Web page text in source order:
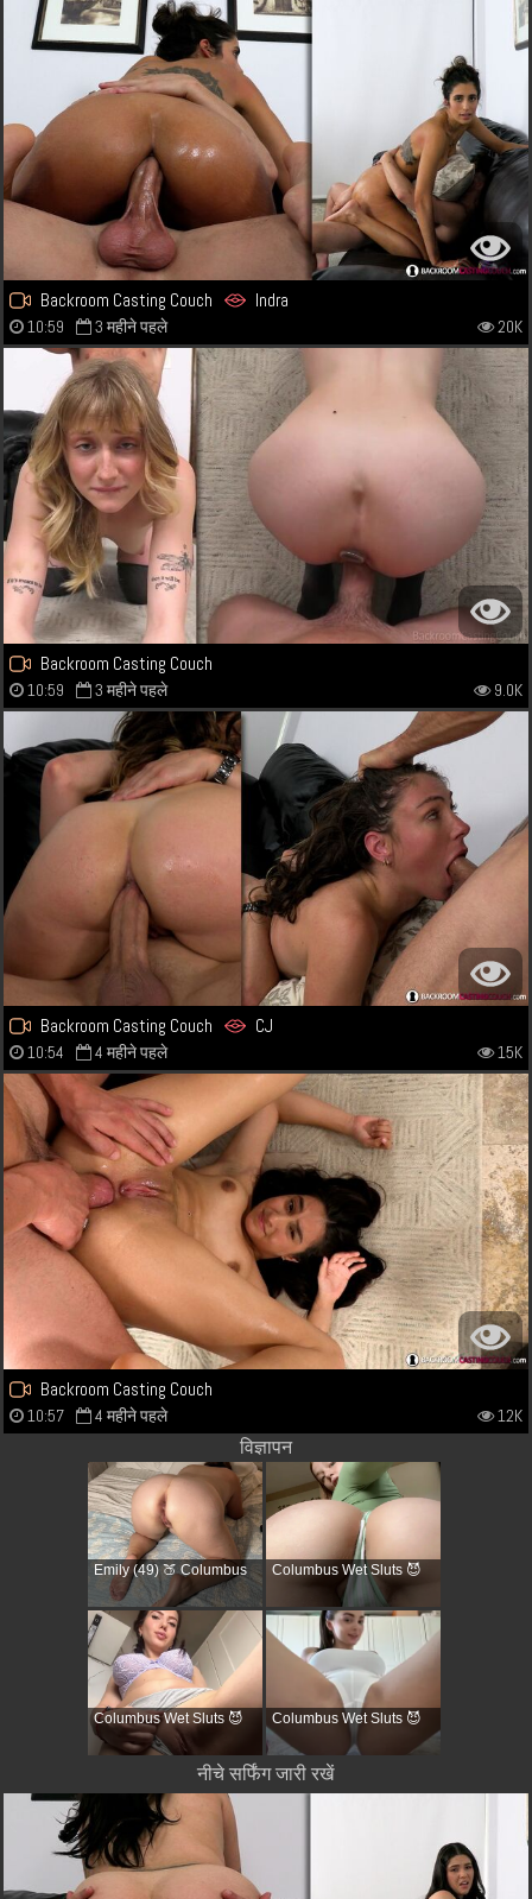
Backroom Casting Couch Indra
10:59 3 महीने पहले 20K
Backroom Casting Couch
10:59 3 महीने पहले 9.0K
Backroom Casting Couch CJ
10:54 4 महीने पहले 15K
Backroom Casting Couch
10:57 4 महीने पहले 12K
विज्ञापन
Emily (49) 🍑 Columbus Columbus Wet Sluts 😈
Columbus Wet Sluts 😈 Columbus Wet Sluts 😈
नीचे सर्फिंग जारी रखें